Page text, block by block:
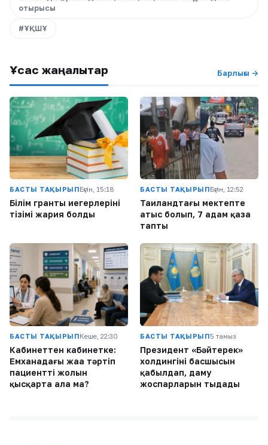
отырысы
#ҰҚШҰ
Ұқсас жаңалықтар Барлығы →
БАСТЫ ТАҚЫРЫПБүгін, 15:18
Білім гранты иегерлерінің
тізімі жария болды
БАСТЫ ТАҚЫРЫПБүгін, 12:52
Таиландтағы мектепте
атыс болып, 7 адам қаза
тапты
БАСТЫ ТАҚЫРЫПКеше, 22:30
Кабинеттен кабинетке:
Емханадағы жаңа тәртіп
пациенттің жолын
қысқарта ала ма?
БАСТЫ ТАҚЫРЫП5 тамыз
Президент «Бәйтерек»
холдингінің басшысын
қабылдап, даму
жоспарларын тыңдады